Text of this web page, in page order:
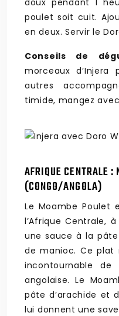
doux pendant 1
poulet soit cuit.
en deux. Servir le
Conseils de
morceaux
autres
timide, mangez
AFRIQUE CENTRALE :
(CONGO/ANGOLA)
Le Moambe Poulet
l’Afrique Centrale,
une sauce à la
de manioc. Ce plat
incontournable
angolaise. Le
pâte d’arachide et
lui donnent une